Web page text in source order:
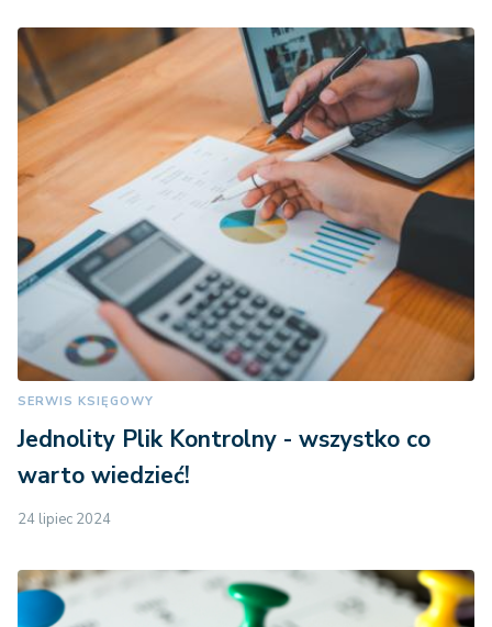
SERWIS KSIĘGOWY
Jednolity Plik Kontrolny - wszystko co
warto wiedzieć!
24 lipiec 2024